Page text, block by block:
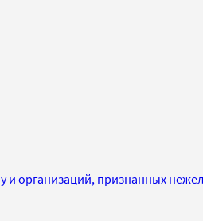
и организаций, признанных